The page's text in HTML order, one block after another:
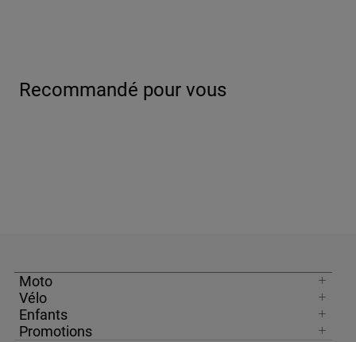
Recommandé pour vous
Moto
Vélo
Enfants
Promotions